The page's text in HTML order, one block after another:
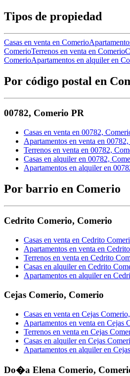
Tipos de propiedad
Casas en venta en Comerio
ComerioTerrenos en venta en Comerio
ComerioApartamentos en alquiler en
Por código postal en
00782, Comerio PR
Casas en venta en 00782,
Apartamentos en venta en
Terrenos en venta en 00782,
Casas en alquiler en 00782,
Apartamentos en alquiler en
Por barrio en Comerio
Cedrito Comerio, Comerio
Casas en venta en Cedrito
Apartamentos en venta en
Terrenos en venta en Cedrito
Casas en alquiler en Cedrito
Apartamentos en alquiler en
Cejas Comerio, Comerio
Casas en venta en Cejas
Apartamentos en venta en Cejas
Terrenos en venta en Cejas
Casas en alquiler en Cejas
Apartamentos en alquiler en
Do�a Elena Comerio,